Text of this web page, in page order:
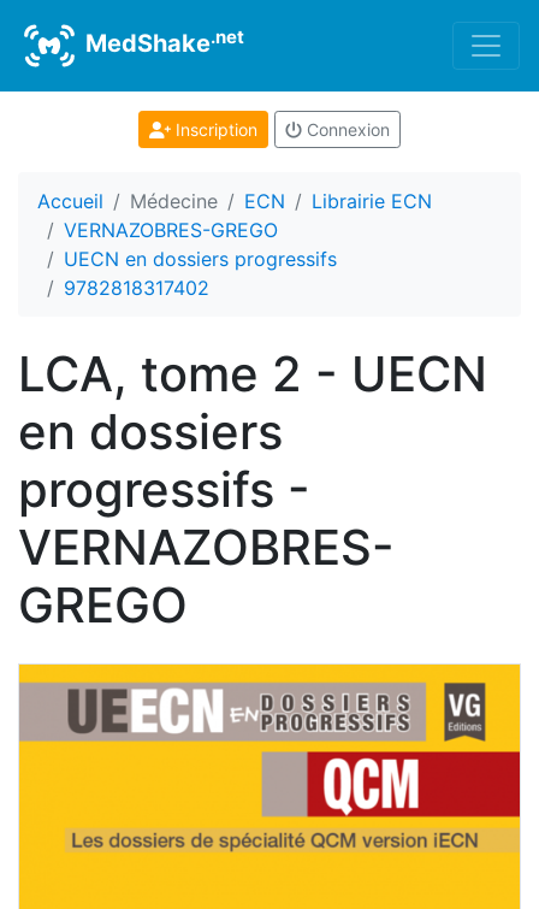
MedShake.net
Inscription Connexion
Accueil Médecine ECN
Librairie ECN
VERNAZOBRES-GREGO
UECN en dossiers progressifs
9782818317402
LCA, tome 2 - UECN
en dossiers
progressifs -
VERNAZOBRES-
GREGO